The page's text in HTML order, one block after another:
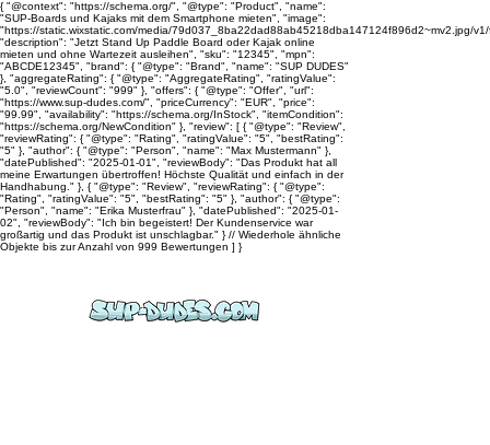
{ "@context": "https://schema.org/", "@type": "Product", "name":
"SUP-Boards und Kajaks mit dem Smartphone mieten", "image":
"https://static.wixstatic.com/media/79d037_8ba22dad88ab45218dba147124f896d2~mv2.jpg/
"description": "Jetzt Stand Up Paddle Board oder Kajak online
mieten und ohne Wartezeit ausleihen", "sku": "12345", "mpn":
"ABCDE12345", "brand": { "@type": "Brand", "name": "SUP DUDES"
}, "aggregateRating": { "@type": "AggregateRating", "ratingValue":
"5.0", "reviewCount": "999" }, "offers": { "@type": "Offer", "url":
"https://www.sup-dudes.com/", "priceCurrency": "EUR", "price":
"99.99", "availability": "https://schema.org/InStock", "itemCondition":
"https://schema.org/NewCondition" }, "review": [ { "@type": "Review",
"reviewRating": { "@type": "Rating", "ratingValue": "5", "bestRating":
"5" }, "author": { "@type": "Person", "name": "Max Mustermann" },
"datePublished": "2025-01-01", "reviewBody": "Das Produkt hat all
meine Erwartungen übertroffen! Höchste Qualität und einfach in der
Handhabung." }, { "@type": "Review", "reviewRating": { "@type":
"Rating", "ratingValue": "5", "bestRating": "5" }, "author": { "@type":
"Person", "name": "Erika Musterfrau" }, "datePublished": "2025-01-
02", "reviewBody": "Ich bin begeistert! Der Kundenservice war
großartig und das Produkt ist unschlagbar." } // Wiederhole ähnliche
Objekte bis zur Anzahl von 999 Bewertungen ] }